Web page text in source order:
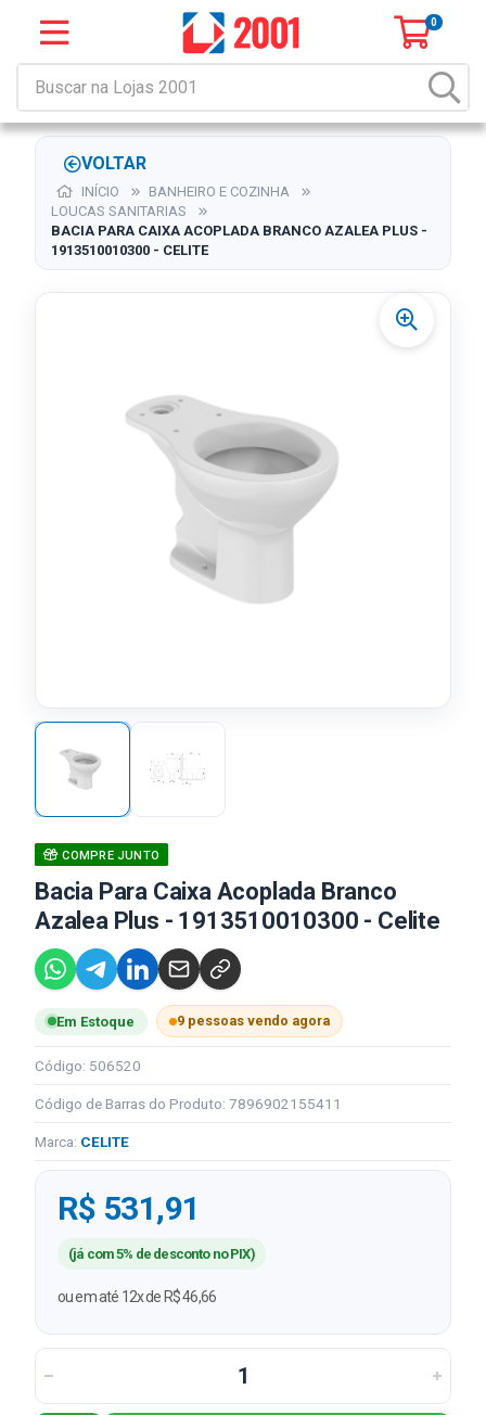
0
VOLTAR
INÍCIO
BANHEIRO E COZINHA
LOUCAS SANITARIAS
BACIA PARA CAIXA ACOPLADA BRANCO AZALEA PLUS -
1913510010300 - CELITE
COMPRE JUNTO
Bacia Para Caixa Acoplada Branco
Azalea Plus - 1913510010300 - Celite
Em Estoque 9 pessoas vendo agora
Código: 506520
Código de Barras do Produto: 7896902155411
Marca: CELITE
R$ 531,91
(já com 5% de desconto no PIX)
ou em até 12x de R$ 46,66